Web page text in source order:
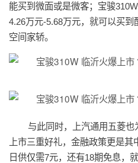
能买到微面或是微客；宝骏
4.26万元-5.68万元，就可以买到
空间家轿。
与此同时，上汽通用五菱也
上市三重好礼，金融政策更是其
日供仅需7元，还有18期免息，